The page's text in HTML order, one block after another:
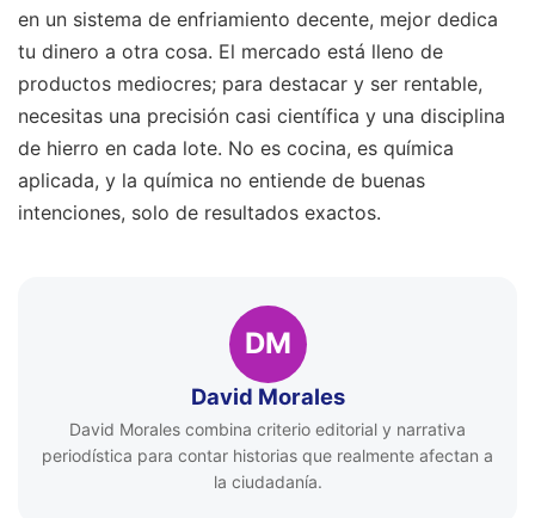
en un sistema de enfriamiento decente, mejor dedica
tu dinero a otra cosa. El mercado está lleno de
productos mediocres; para destacar y ser rentable,
necesitas una precisión casi científica y una disciplina
de hierro en cada lote. No es cocina, es química
aplicada, y la química no entiende de buenas
intenciones, solo de resultados exactos.
DM
David Morales
David Morales combina criterio editorial y narrativa
periodística para contar historias que realmente afectan a
la ciudadanía.